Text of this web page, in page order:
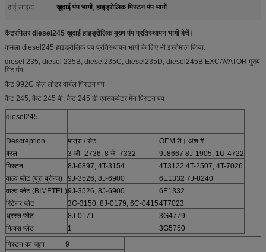
हाई लाइट:
खुदाई पंप भागों, हाइड्रोलिक पिस्टन पंप भागों
कैटरपिलर diesel245 खुदाई हाइड्रोलिक मुख्य पंप प्रतिस्थापन भागों बेचें।
कमला diesel245 हाइड्रोलिक पंप प्रतिस्थापन भागों के लिए भी इस्तेमाल किया:
diesel 235, diesel 235B, diesel235C, diesel235D, diesel245B EXCAVATOR मुख्य
पिंट पंप
कैट 992C व्हेल लोडर वार्बल पिस्टन पंप
कैट 245, कैट 245 बी, कैट 245 डी एक्सकवेटर मेन पिस्टन पंप
diesel245
Descreption मात्रा / सेट
OEM री। अंश #
बैरल
3 जी -2736, 8 जे -7332
9J8667 8J-1905, 1U-4722
पिस्टन
8J-6897, 4T-3154
4T3122 4T-2507, 4T-7026
वाल्व प्लेट (पूरा ब्रोन्ज)
9J-3526, 8J-6900
6E1332 7J-8240
वाल्व प्लेट (BIMETEL)9J-3526, 8J-6900
6E1332
रिटेनर प्लेट
3G-3150, 8J-0179, 6C-04154T7023
थ्रस्त प्लेट
8J-0171
3G4779
फिक्स प्लेट
1
3G5750
पिस्टन का जूता
9